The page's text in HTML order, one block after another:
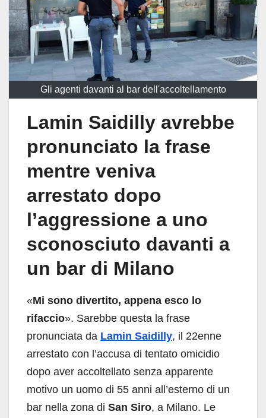
Gli agenti davanti al bar dell'accoltellamento
Lamin Saidilly avrebbe
pronunciato la frase
mentre veniva
arrestato dopo
l’aggressione a uno
sconosciuto davanti a
un bar di Milano
«Mi sono divertito, appena esco lo
rifaccio». Sarebbe questa la frase
pronunciata da Lamin Saidilly, il 22enne
arrestato con l’accusa di tentato omicidio
dopo aver accoltellato senza apparente
motivo un uomo di 55 anni all’esterno di un
bar nella zona di San Siro, a Milano. Le